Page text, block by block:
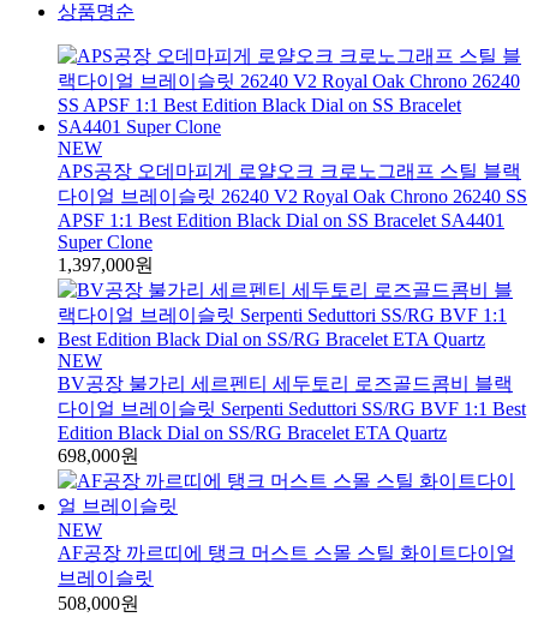
상품명순
NEW
APS공장 오데마피게 로얄오크 크로노그래프 스틸 블랙
다이얼 브레이슬릿 26240 V2 Royal Oak Chrono 26240 SS
APSF 1:1 Best Edition Black Dial on SS Bracelet SA4401
Super Clone
1,397,000원
NEW
BV공장 불가리 세르펜티 세두토리 로즈골드콤비 블랙
다이얼 브레이슬릿 Serpenti Seduttori SS/RG BVF 1:1 Best
Edition Black Dial on SS/RG Bracelet ETA Quartz
698,000원
NEW
AF공장 까르띠에 탱크 머스트 스몰 스틸 화이트다이얼
브레이슬릿
508,000원